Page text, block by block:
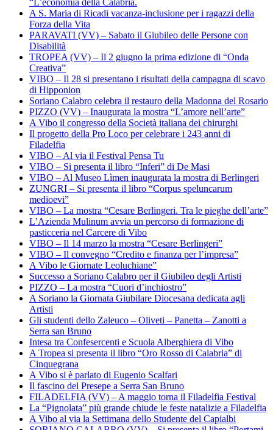
A S. Maria di Ricadi vacanza-inclusione per i ragazzi della
Forza della Vita
PARAVATI (VV) – Sabato il Giubileo delle Persone con
Disabilità
TROPEA (VV) – Il 2 giugno la prima edizione di “Onda
Creativa”
VIBO – Il 28 si presentano i risultati della campagna di scavo
di Hipponion
Soriano Calabro celebra il restauro della Madonna del Rosario
PIZZO (VV) – Inaugurata la mostra “L’amore nell’arte”
A Vibo il congresso della Società italiana dei chirurghi
Il progetto della Pro Loco per celebrare i 243 anni di
Filadelfia
VIBO – Al via il Festival Pensa Tu
VIBO – Si presenta il libro “Inferi” di De Masi
VIBO – Al Museo Lìmen inaugurata la mostra di Berlingeri
ZUNGRI – Si presenta il libro “Corpus speluncarum
medioevi”
VIBO – La mostra “Cesare Berlingeri. Tra le pieghe dell’arte”
L’Azienda Mulinum avvia un percorso di formazione di
pasticceria nel Carcere di Vibo
VIBO – Il 14 marzo la mostra “Cesare Berlingeri”
VIBO – Il convegno “Credito e finanza per l’impresa”
A Vibo le Giornate Leoluchiane”
Successo a Soriano Calabro per il Giubileo degli Artisti
PIZZO – La mostra “Cuori d’inchiostro”
A Soriano la Giornata Giubilare Diocesana dedicata agli
Artisti
Gli studenti dello Zaleuco – Oliveti – Panetta – Zanotti a
Serra san Bruno
Intesa tra Confesercenti e Scuola Alberghiera di Vibo
A Tropea si presenta il libro “Oro Rosso di Calabria” di
Cinquegrana
A Vibo si è parlato di Eugenio Scalfari
Il fascino del Presepe a Serra San Bruno
FILADELFIA (VV) – A maggio torna il Filadelfia Festival
La “Pignolata” più grande chiude le feste natalizie a Filadelfia
A Vibo al via la Settimana dello Studente del Capialbi